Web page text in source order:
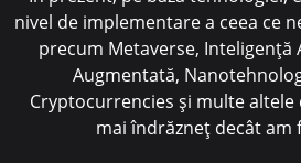
nivel de implementare a ceea ce
precum Metaverse, Inteligență
Augmentată,
Cryptocurrencies și multe altele
mai îndrăzneț decât am